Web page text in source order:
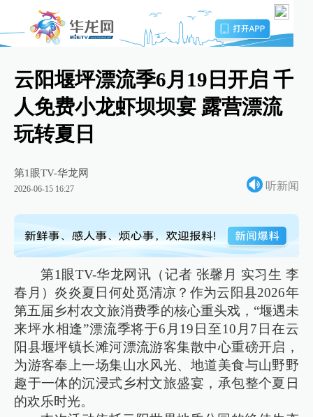
云阳堰坪漂流季6月19日开启 千
人免费小龙虾坝坝宴 露营漂流
玩转夏日
第1眼TV-华龙网
2026-06-15 16:27 听新闻
第1眼TV-华龙网讯（记者 张馨月 实习生 李
春月）炎炎夏日何处觅清凉？作为云阳县2026年
第五届乡村农文旅消费季的核心重头戏，“堰遇未
来坪水相逢”漂流季将于6月19日至10月7日在云
阳县堰坪镇长滩河漂流游客集散中心重磅开启，
为游客奉上一场集山水风光、地道美食与山野野
趣于一体的沉浸式乡村文旅盛宴，承包整个夏日
的欢乐时光。